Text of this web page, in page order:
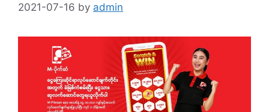
2021-07-16 by admin